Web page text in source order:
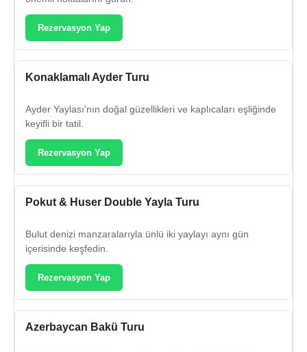
Rezervasyon Yap
Konaklamalı Ayder Turu
Ayder Yaylası'nın doğal güzellikleri ve kaplıcaları eşliğinde
keyifli bir tatil.
Rezervasyon Yap
Pokut & Huser Double Yayla Turu
Bulut denizi manzaralarıyla ünlü iki yaylayı aynı gün
içerisinde keşfedin.
Rezervasyon Yap
Azerbaycan Bakü Turu